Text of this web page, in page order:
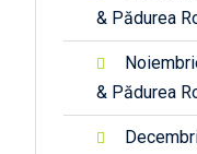
& Pădurea
& Pădurea